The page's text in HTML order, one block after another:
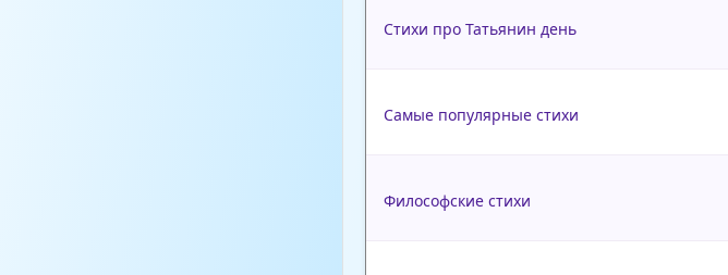
Стихи про Татьянин день
Самые популярные стихи
Философские стихи